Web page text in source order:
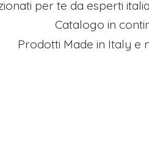
per te da esperti
Catalogo in
Prodotti Made in Italy e